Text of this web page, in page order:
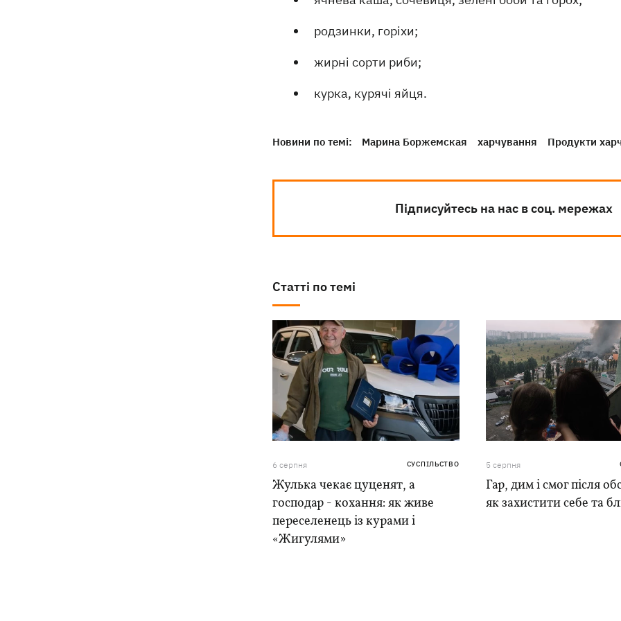
родзинки, горіхи;
жирні сорти риби;
курка, курячі яйця.
Новини по темі: Марина Боржемская харчування Продукти
Підписуйтесь на нас в соц. мережах
Статті по темі
6 серпня СУСПІЛЬСТВО
Жулька чекає цуценят, а
господар - кохання: як живе
переселенець із курами і
«Жигулями»
5 серпня
Гар, дим і смог після
як захистити себе та